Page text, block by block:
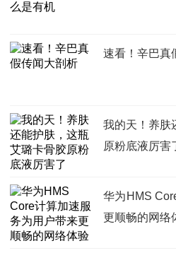
速看！辛巴真
我的天！养肤
原粉底液厉害
华为HMS
更顺畅的网络